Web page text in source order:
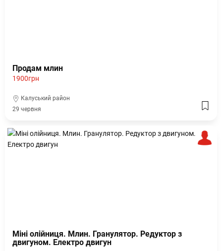
Продам млин
1900грн
Калуський район
29 червня
Міні олійниця. Млин. Гранулятор. Редуктор з
двигуном. Електро двигун